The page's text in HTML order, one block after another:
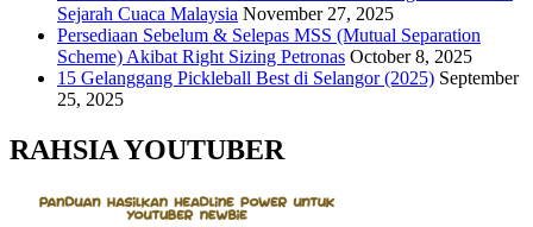
Sejarah Cuaca Malaysia November 27, 2025
Persediaan Sebelum & Selepas MSS (Mutual Separation
Scheme) Akibat Right Sizing Petronas October 8, 2025
15 Gelanggang Pickleball Best di Selangor (2025) September
25, 2025
RAHSIA YOUTUBER